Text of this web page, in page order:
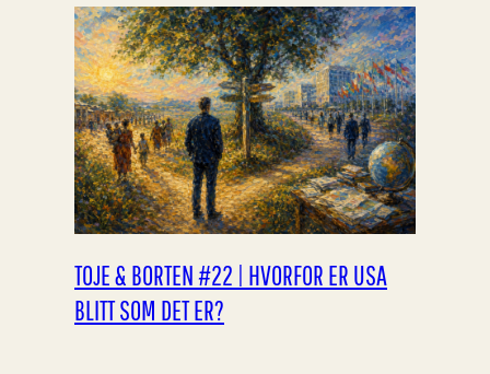
TOJE & BORTEN #22 | HVORFOR ER USA
BLITT SOM DET ER?